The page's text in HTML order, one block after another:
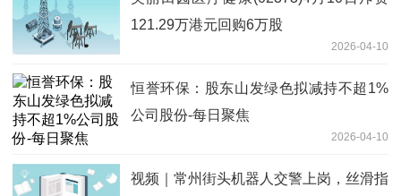
121.29万港元回购6万股
2026-04-10
恒誉环保：股东山发绿色拟减持不超1%
公司股份-每日聚焦
2026-04-10
视频｜常州街头机器人交警上岗，丝滑指